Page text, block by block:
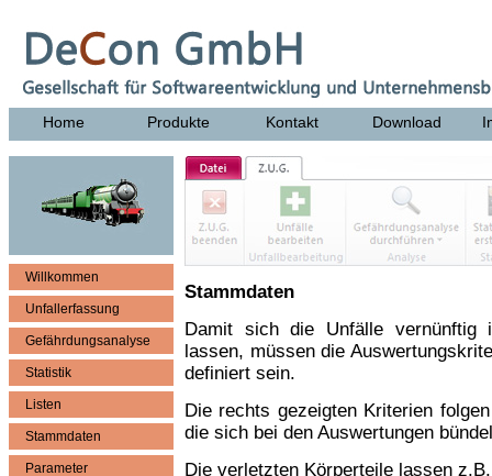
Home Produkte Kontakt Download
Willkommen
Unfallerfassung
Gefährdungsanalyse
Statistik
Listen
Stammdaten
Parameter
Stammdaten
Damit sich die Unfälle vernünftig
lassen, müssen die
definiert sein.
Die rechts gezeigten Kriterien
die sich bei den Auswertungen
Die verletzten Körperteile lassen